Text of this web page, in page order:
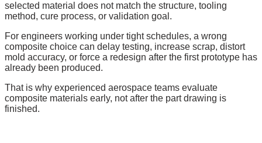
selected material does not match the structure, tooling
method, cure process, or validation goal.
For engineers working under tight schedules, a wrong
composite choice can delay testing, increase scrap, distort
mold accuracy, or force a redesign after the first prototype has
already been produced.
That is why experienced aerospace teams evaluate
composite materials early, not after the part drawing is
finished.